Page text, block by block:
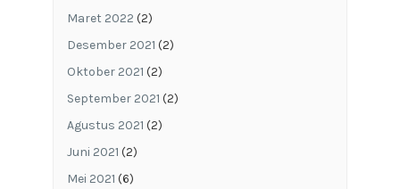
Maret 2022 (2)
Desember 2021 (2)
Oktober 2021 (2)
September 2021 (2)
Agustus 2021 (2)
Juni 2021 (2)
Mei 2021 (6)